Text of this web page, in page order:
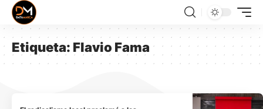
Etiqueta: Flavio Fama